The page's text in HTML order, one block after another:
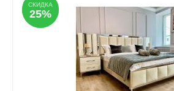
СКИДКА
25%
СКИДКА
25%